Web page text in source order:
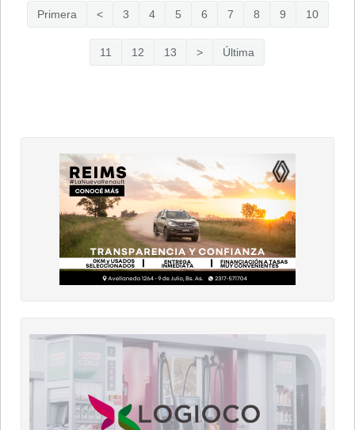
Primera < 3 4 5 6 7 8 9 10
11 12 13 > Última